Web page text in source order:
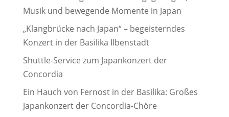
Musik und bewegende Momente in Japan
„Klangbrücke nach Japan“ – begeisterndes
Konzert in der Basilika Ilbenstadt
Shuttle-Service zum Japankonzert der
Concordia
Ein Hauch von Fernost in der Basilika: Großes
Japankonzert der Concordia-Chöre